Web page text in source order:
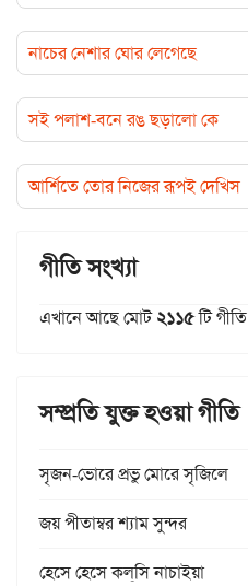
নাচের নেশার ঘোর লেগেছে
সই পলাশ-বনে রঙ ছড়ালো কে
আর্শিতে তোর নিজের রূপই দেখিস
গীতি সংখ্যা
এখানে আছে মোট২১১৫টি গীতি
সম্প্রতি যুক্ত হওয়া গীতি
সৃজন-ভোরে প্রভু মোরে সৃজিলে
জয় পীতাম্বর শ্যাম সুন্দর
হেসে হেসে কল্‌সি নাচাইয়া